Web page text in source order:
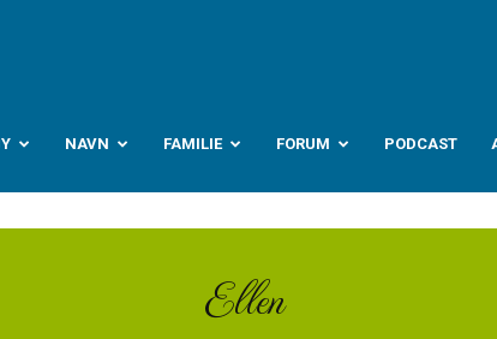
NAVN FAMILIE FORUM PODCAST
Ellen